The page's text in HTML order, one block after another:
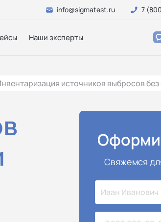
info@sigmatest.ru 7
Наши эксперты
источников выбросов
Свяжемся